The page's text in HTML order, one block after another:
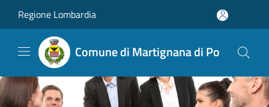
Regione Lombardia
Comune di Martignana di Po